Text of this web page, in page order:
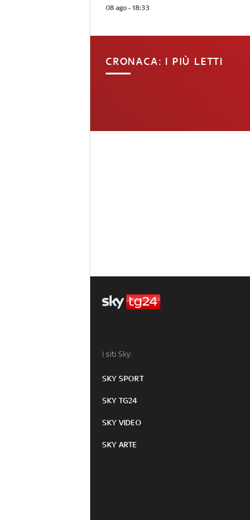
08 ago - 18:33
CRONACA: I PIÙ LETTI
I siti Sky:
SKY SPORT
SKY TG24
SKY VIDEO
SKY ARTE